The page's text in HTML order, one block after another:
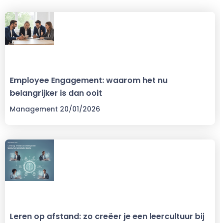
Employee Engagement: waarom het nu
belangrijker is dan ooit
Management 20/01/2026
Leren op afstand: zo creëer je een leercultuur bij